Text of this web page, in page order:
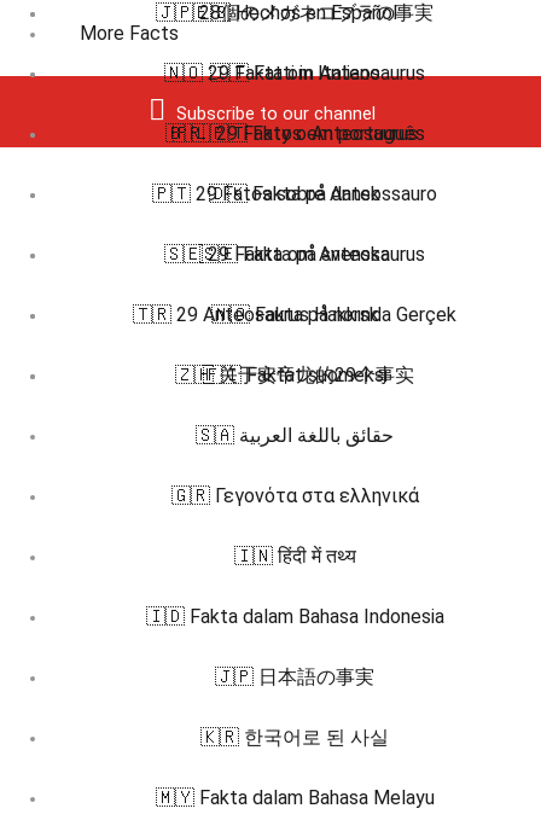
More Facts
Subscribe to our channel
🇯🇵 28個のメガネコブラの事実
🇳🇴 29 Fakta om Anteosaurus
🇵🇱 29 Fakty o Anteosaurus
🇵🇹 29 Fatos sobre Anteossauro
🇸🇪 29 Fakta om Anteosaurus
🇹🇷 29 Anteosaurus Hakkında Gerçek
🇿🇭 关于安帝龙的29个事实
🇪🇸 Hechos en Español
🇮🇹 Fatti in Italiano
🇧🇷 🇵🇹 Fatos em português
🇩🇰 Fakta på dansk
🇸🇪 Fakta på svenska
🇳🇴 Fakta på norsk
🇫🇮 Faktat suomeksi
🇸🇦 حقائق باللغة العربية
🇬🇷 Γεγονότα στα ελληνικά
🇮🇳 हिंदी में तथ्य
🇮🇩 Fakta dalam Bahasa Indonesia
🇯🇵 日本語の事実
🇰🇷 한국어로 된 사실
🇲🇾 Fakta dalam Bahasa Melayu